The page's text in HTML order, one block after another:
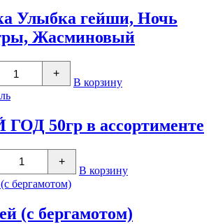
Улыбка гейши, Ночь
Жасминовый
+
В корзину
50гр в ассортименте
товара
+
В корзину
(с бергамотом)